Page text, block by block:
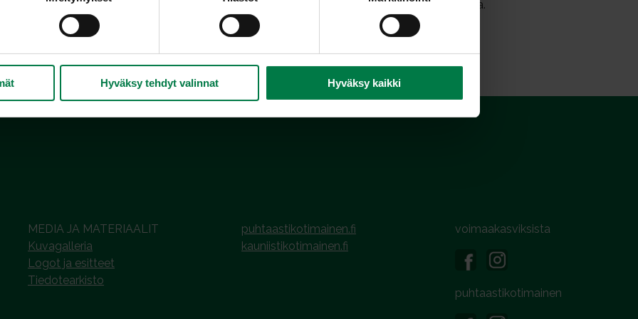
Hyväksy tehdyt valinnat Hyväksy kaikki
ja pähkinöistä. Liukenemattomalla kuiduilla on monia terveydellisiä vaikutuksia.
hemiselluloosa ravintokuitu.
MEDIA JA MATERIAALIT
Kuvagalleria
Logot ja esitteet
Tiedotearkisto
puhtaastikotimainen.fi
kauniistikotimainen.fi
voimaakasviksista
puhtaastikotimainen